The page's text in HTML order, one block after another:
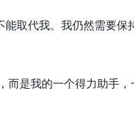
取代我。我仍然需要保
而是我的一个得力助手